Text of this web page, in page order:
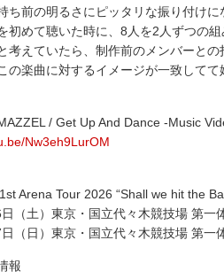
ち前の明るさにピッタリな振り付けに
初めて聴いた時に、8人を2人ずつの
考えていたら、制作前のメンバーと
の楽曲に対するイメージが一致してて
/ Get Up And Dance -Music
Nw3eh9LurOM
1st Arena Tour 2026 “Shall we hit the
（土）東京・国立代々木競技場 第一
（日）東京・国立代々木競技場 第一
報